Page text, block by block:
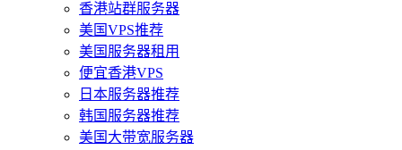
香港站群服务器
美国VPS推荐
美国服务器租用
便宜香港VPS
日本服务器推荐
韩国服务器推荐
美国大带宽服务器